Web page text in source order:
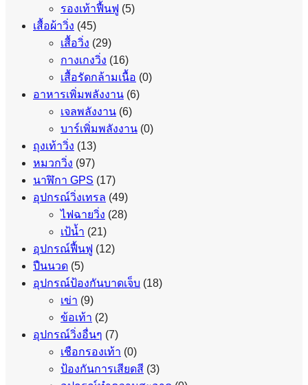
รองเท้าฟื้นฟู (5)
เสื้อผ้าวิ่ง (45)
เสื้อวิ่ง (29)
กางเกงวิ่ง (16)
เสื้อรัดกล้ามเนื้อ (0)
อาหารเพิ่มพลังงาน (6)
เจลพลังงาน (6)
บาร์เพิ่มพลังงาน (0)
ถุงเท้าวิ่ง (13)
หมวกวิ่ง (97)
นาฬิกา GPS (17)
อุปกรณ์วิ่งเทรล (49)
ไฟฉายวิ่ง (28)
เป้น้ำ (21)
อุปกรณ์ฟื้นฟู (12)
ปืนนวด (5)
อุปกรณ์ป้องกันบาดเจ็บ (18)
เข่า (9)
ข้อเท้า (2)
อุปกรณ์วิ่งอื่นๆ (7)
เชือกรองเท้า (0)
ป้องกันการเสียดสี (3)